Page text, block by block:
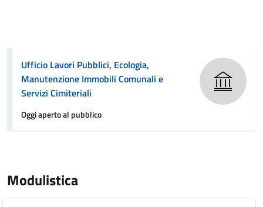
Ufficio Lavori Pubblici, Ecologia,
Manutenzione Immobili Comunali e
Servizi Cimiteriali
Oggi aperto al pubblico
Modulistica